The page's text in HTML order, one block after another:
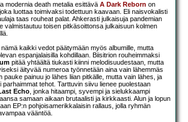
modernia death metalia esittävä A Dark Reborn on
luottaa toimivaksi todettuun kaavaan. Eli naisvokalisti
taas rouheat palat. Ahkerasti julkaisuja pandemian
valmistautuu toisen pitkäsoittonsa julkaisuun kolmen
kaikki vedot päätymään myös albumille, mutta
espanjalaisilla kohdillaan. Biisitrion rouheimmaksi
pitää yhtäältä tiukasti kiinni melodisuudestaan, mutta
äityvää numeroa työnnetään aina vain lähemmäs
pauke painuu jo lähes liian pitkälle, mutta vain lähes, ja
tehot. Tarttuvin siivu lienee puolestaan
Echo, jonka hitaampi, syvempi ja sielukkaampi
samaan aikaan brutaalisti ja kirkkaasti. Alun ja lopun
EP:n pohjoisamerikkalaisin rallaus, jolla ryhmän
vääntöä.